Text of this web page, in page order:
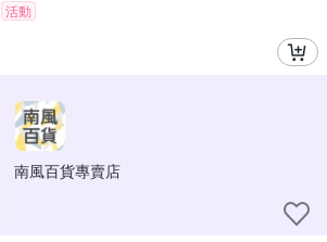
活動
南風百貨專賣店